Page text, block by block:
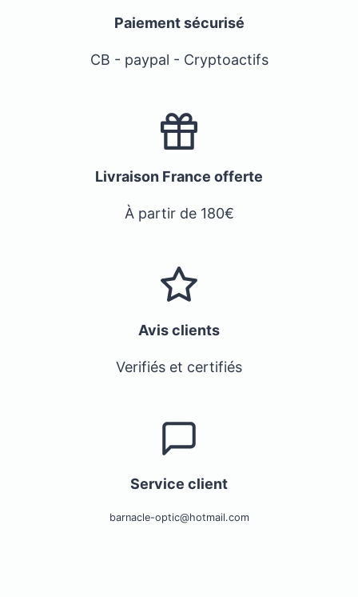
Paiement sécurisé
CB - paypal - Cryptoactifs
Livraison France offerte
À partir de 180€
Avis clients
Verifiés et certifiés
Service client
barnacle-optic@hotmail.com